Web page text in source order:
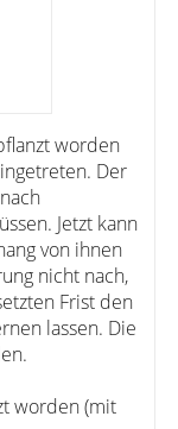
worden
Der
Jetzt kann
von ihnen
nicht nach,
Frist den
lassen. Die
worden (mit